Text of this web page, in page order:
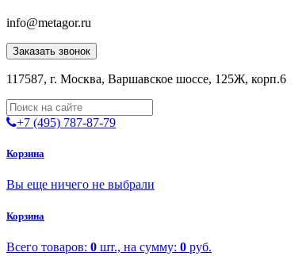
info@metagor.ru
Заказать звонок
117587, г. Москва, Варшавское шоссе, 125Ж, корп.6
+7 (495) 787-87-79
Корзина
Вы еще ничего не выбрали
Корзина
Всего товаров: 0 шт., на сумму: 0 руб.